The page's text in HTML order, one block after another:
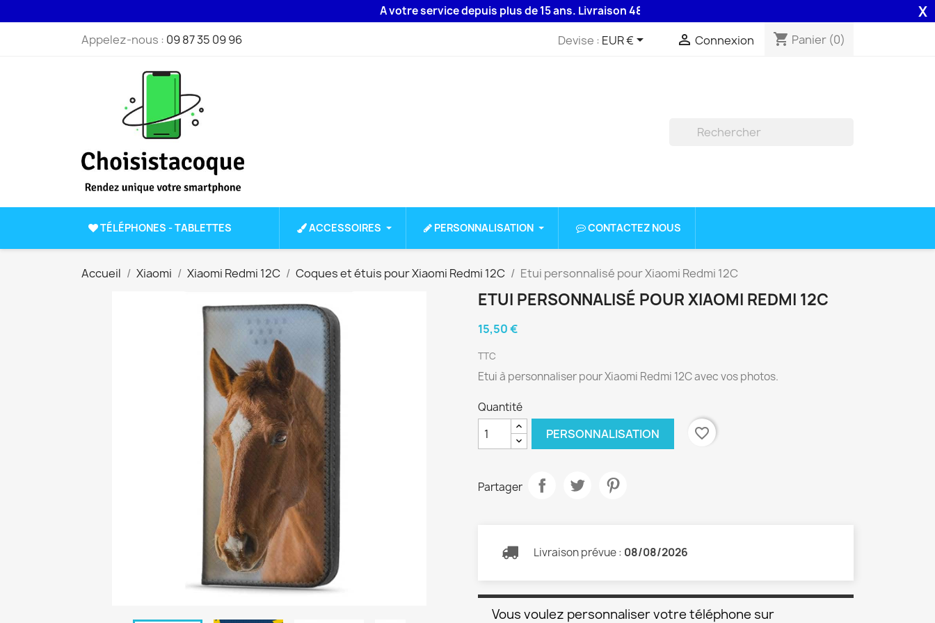
A votre service depuis plus de 15 ans. Livraison 48H assurée par la Poste . X
Appelez-nous : 09 87 35 09 96 Devise : EUR €  Connexion shopping_cart Panier (0)
TÉLÉPHONES - TABLETTES ACCESSOIRES PERSONNALISATION CONTACTEZ NOUS
Accueil Xiaomi Xiaomi Redmi 12C Coques et étuis pour Xiaomi Redmi 12C Etui personnalisé pour Xiaomi Redmi 12C
ETUI PERSONNALISÉ POUR XIAOMI REDMI 12C
15,50 €
TTC
Etui à personnaliser pour Xiaomi Redmi 12C avec vos photos.
Quantité
PERSONNALISATION favorite_border
Partager
Livraison prévue : 08/08/2026
Vous voulez personnaliser votre téléphone sur